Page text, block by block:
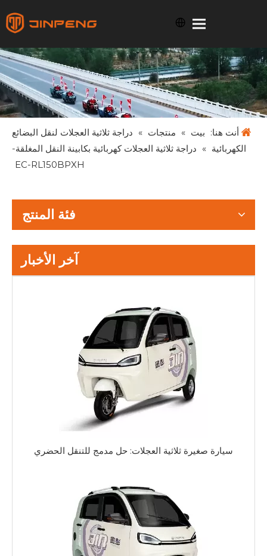
أنت هنا: بيت » منتجات » دراجة ثلاثية العجلات لنقل البضائع
الكهربائية » دراجة ثلاثية العجلات كهربائية بكابينة النقل المغلقة-
EC-RL150BPXH
فئة المنتج
آخر الأخبار
سيارة صغيرة ثلاثية العجلات: حل مدمج للتنقل الحضري